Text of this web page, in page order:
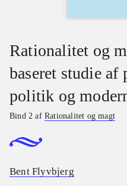
Rationalitet og
baseret studie
politik og
Bind 2 afRationalitet og magt
Bent Flyvbjerg